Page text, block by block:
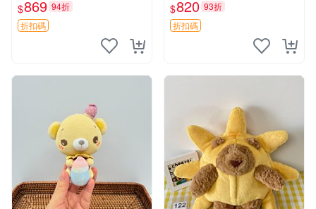
妹、sanx、毛絨熊
$869 94折
折扣碼
友。袋鼠與考拉正版，精緻尺
寸，適合作為收藏或家飾擺
設，增添暖意。 母子、袋
$820 93折
折扣碼